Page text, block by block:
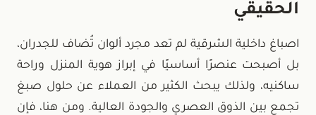
الحقيقي
اصباغ داخلية الشرقية لم تعد مجرد ألوان تُضاف للجدران،
بل أصبحت عنصرًا أساسيًا في إبراز هوية المنزل وراحة
ساكنيه، ولذلك يبحث الكثير من العملاء عن حلول صبغ
تجمع بين الذوق العصري والجودة العالية. ومن هنا، فإن